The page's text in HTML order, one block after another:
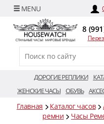
8
ДОРОГИЕ РЕПЛИКИ
ЖЕНСКИЕ ЧАСЫ ОБУВЬ
Главная Каталог часов
ремни
Часы